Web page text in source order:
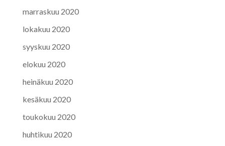
marraskuu 2020
lokakuu 2020
syyskuu 2020
elokuu 2020
heinäkuu 2020
kesäkuu 2020
toukokuu 2020
huhtikuu 2020